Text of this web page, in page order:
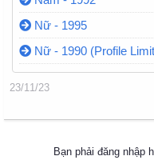
Nữ - 1995
Nữ - 1990 (Profile
23/11/23
Bạn phải đăng nhập